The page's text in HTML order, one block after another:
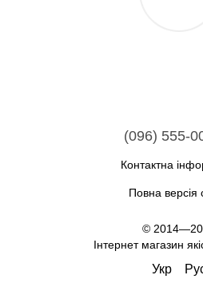
(096) 555-
Контактна
Повна версія
©
Інтернет магазин
Укр